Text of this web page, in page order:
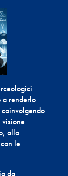
a renderlo
visione
allo
le